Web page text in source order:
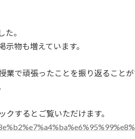
。
物も増えています。
業で頑張ったことを振り返ること
するとご覧いただけます。